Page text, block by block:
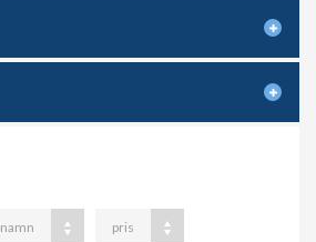
namn pris